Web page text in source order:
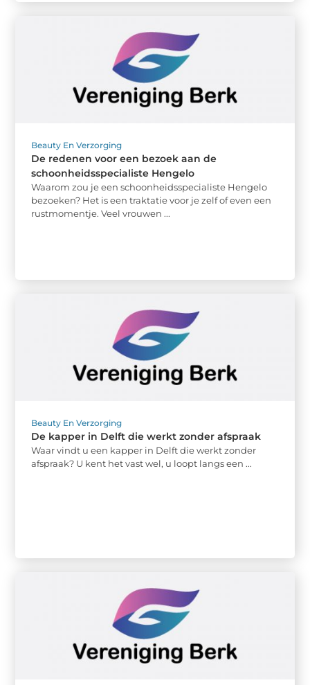
Beauty En Verzorging
De redenen voor een bezoek aan de
schoonheidsspecialiste Hengelo
Waarom zou je een schoonheidsspecialiste Hengelo
bezoeken? Het is een traktatie voor je zelf of even een
rustmomentje. Veel vrouwen ...
Beauty En Verzorging
De kapper in Delft die werkt zonder afspraak
Waar vindt u een kapper in Delft die werkt zonder
afspraak? U kent het vast wel, u loopt langs een ...